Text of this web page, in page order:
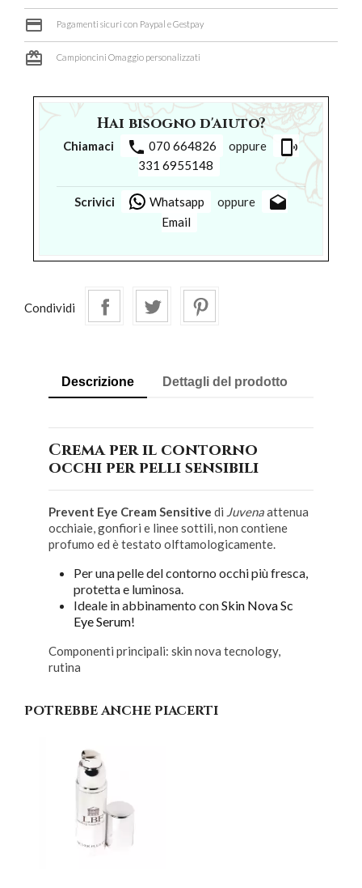
credit_card Pagamenti sicuri con Paypal e Gestpay
card_giftcard Campioncini Omaggio personalizzati
Hai bisogno d'aiuto?
Chiamaci phone 070 664826 oppure phonelink_ring
331 6955148
Scrivici Whatsapp oppure drafts
Email
Condividi
Descrizione Dettagli del prodotto
Crema per il contorno
occhi per pelli sensibili
Prevent Eye Cream Sensitive di Juvenaattenua
occhiaie, gonfiori e linee sottili, non contiene
profumo ed è testato olftamologicamente.
Per una pelle del contorno occhi più fresca,
protetta e luminosa.
Ideale in abbinamento conSkin Nova Sc
Eye Serum!
Componenti principali: skin nova tecnology,
rutina
POTREBBE ANCHE PIACERTI